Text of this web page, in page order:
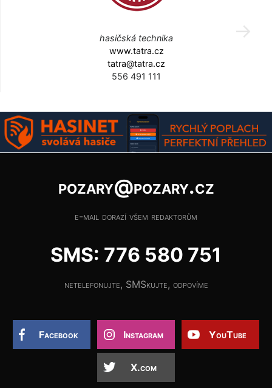
hasičská technika
www.tatra.cz
tatra@tatra.cz
556 491 111
pozary@pozary.cz
e-mail dorazí všem redaktorům
SMS: 776 580 751
netelefonujte, SMSkujte, odpovíme
Facebook Instagram YouTube
X.com